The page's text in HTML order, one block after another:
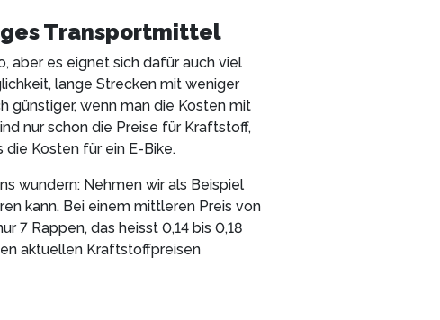
Transportmittel
aber es eignet sich dafür auch viel
lange Strecken mit weniger
günstiger, wenn man die Kosten mit
nur schon die Preise für Kraftstoff,
die Kosten für ein E-Bike.
wundern: Nehmen wir als Beispiel
kann. Bei einem mittleren Preis von
7 Rappen, das heisst 0,14 bis 0,18
aktuellen Kraftstoffpreisen